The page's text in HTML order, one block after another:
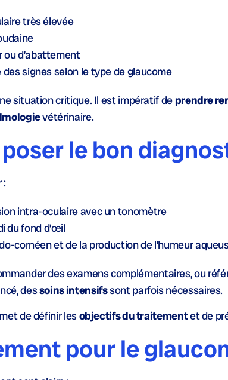
très élevée
ou d’abattement
signes selon letype de glaucome
situation critique. Il est impératif de prendre
vétérinaire.
le bon
:
intra-oculaireavec un tonomètre
dufond d’œil
cornéenet de la production de l’humeur
des examens complémentaires, ou
dessoins intensifssont parfois nécessaires.
de définir lesobjectifs du traitementet de
pour le